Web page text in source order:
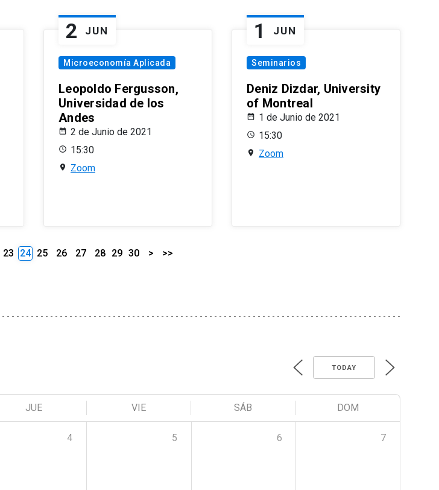
2 JUN
Microeconomía Aplicada
Leopoldo Fergusson,
Universidad de los
Andes
2 de Junio de 2021
15:30
Zoom
1 JUN
Seminarios
Deniz Dizdar, University
of Montreal
1 de Junio de 2021
15:30
Zoom
23 24 25 26 27 28 29 30 > >>
TODAY
JUE VIE SÁB DOM
4 5 6 7